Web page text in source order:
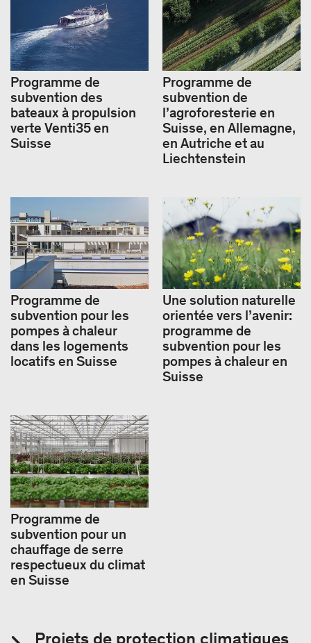
Programme de
subvention des
bateaux à propulsion
verte Venti35 en
Suisse
Programme de
subvention de
l’agroforesterie en
Suisse, en Allemagne,
en Autriche et au
Liechtenstein
Programme de
subvention pour les
pompes à chaleur
dans les logements
locatifs en Suisse
Une solution naturelle
orientée vers l’avenir:
programme de
subvention pour les
pompes à chaleur en
Suisse
Programme de
subvention pour un
chauffage de serre
respectueux du climat
en Suisse
Projets de protection climatiques